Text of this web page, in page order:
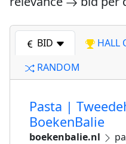
BID HALL
RANDOM
Pasta |
BoekenBalie
boekenbalie.nl